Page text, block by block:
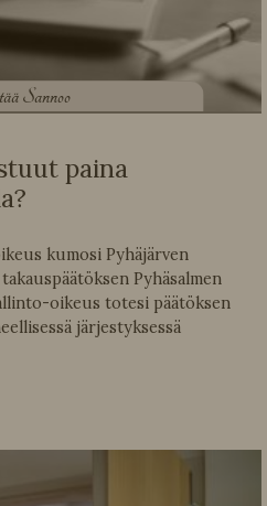
Sannoo
paina
kumosi Pyhäjärven
Pyhäsalmen
oikeus totesi päätöksen
järjestyksessä